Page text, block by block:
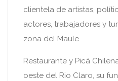
clientela de artistas,
actores, trabajadores y
zona del Maule.
Restaurante y Picá
oeste del Rio Claro, su